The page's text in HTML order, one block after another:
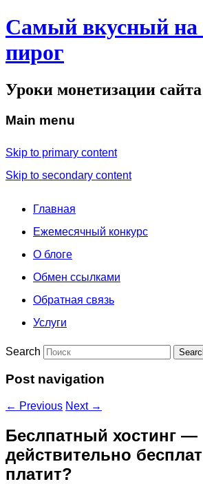
Самый вкусный на
пирог
Уроки монетизации
Main menu
Skip to primary content
Skip to secondary content
Главная
Ежемесячный конкурс
О блоге
Обмен ссылками
Обратная связь
Услуги
Search
Post navigation
← Previous Next →
Беслпатный хостинг —
действительно
платит?